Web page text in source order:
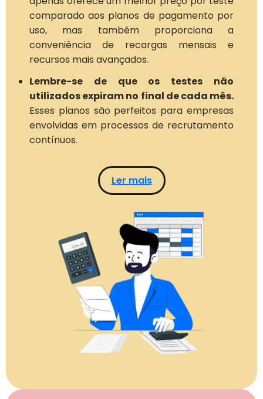
comparado aos planos de pagamento por
uso, mas também proporciona a
conveniência de recargas mensais e
recursos mais avançados.
Lembre-se de que os testes não
utilizados expiram no final de cada mês.
Esses planos são perfeitos para empresas
envolvidas em processos de recrutamento
contínuos.
Ler mais